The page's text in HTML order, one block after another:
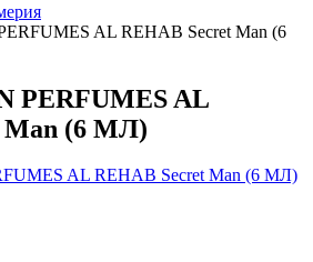
AL REHAB Secret Man (6
PERFUMES AL
Man (6 МЛ)